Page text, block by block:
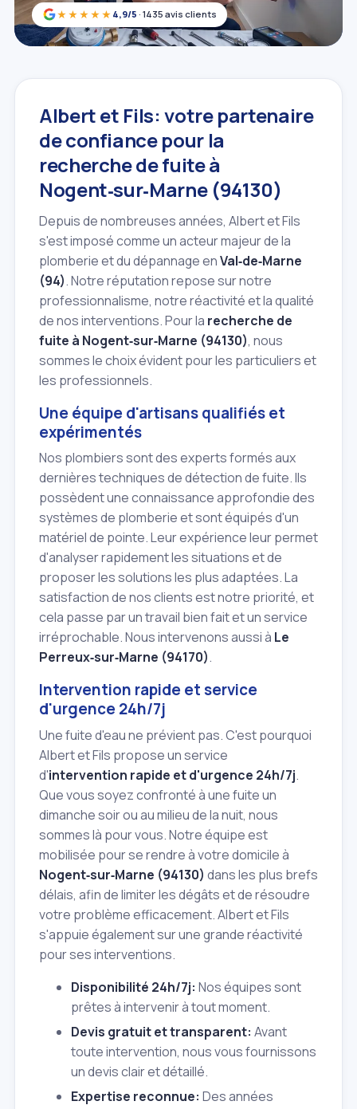
★★★★★ 4,9/5 · 1435 avis clients
Albert et Fils: votre partenaire
de confiance pour la
recherche de fuite à
Nogent‑sur‑Marne (94130)
Depuis de nombreuses années, Albert et Fils
s'est imposé comme un acteur majeur de la
plomberie et du dépannage enVal‑de‑Marne
(94). Notre réputation repose sur notre
professionnalisme, notre réactivité et la qualité
de nos interventions. Pour la recherche de
fuite à Nogent‑sur‑Marne (94130), nous
sommes le choix évident pour les particuliers et
les professionnels.
Une équipe d'artisans qualifiés et
expérimentés
Nos plombiers sont des experts formés aux
dernières techniques de détection de fuite. Ils
possèdent une connaissance approfondie des
systèmes de plomberie et sont équipés d'un
matériel de pointe. Leur expérience leur permet
d'analyser rapidement les situations et de
proposer les solutions les plus adaptées. La
satisfaction de nos clients est notre priorité, et
cela passe par un travail bien fait et un service
irréprochable. Nous intervenons aussi à Le
Perreux‑sur‑Marne (94170).
Intervention rapide et service
d'urgence 24h/7j
Une fuite d'eau ne prévient pas. C'est pourquoi
Albert et Fils propose un service
d'intervention rapide et d'urgence 24h/7j.
Que vous soyez confronté à une fuite un
dimanche soir ou au milieu de la nuit, nous
sommes là pour vous. Notre équipe est
mobilisée pour se rendre à votre domicile à
Nogent‑sur‑Marne (94130) dans les plus brefs
délais, afin de limiter les dégâts et de résoudre
votre problème efficacement. Albert et Fils
s'appuie également sur une grande réactivité
pour ses interventions.
Disponibilité 24h/7j: Nos équipes sont
prêtes à intervenir à tout moment.
Devis gratuit et transparent: Avant
toute intervention, nous vous fournissons
un devis clair et détaillé.
Expertise reconnue: Des années